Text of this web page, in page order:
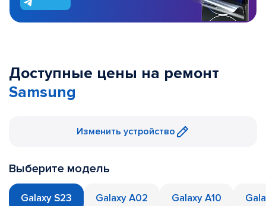
Доступные цены на ремонт
Samsung
Изменить устройство
Выберите модель
Galaxy S23 Galaxy A02 Galaxy A10